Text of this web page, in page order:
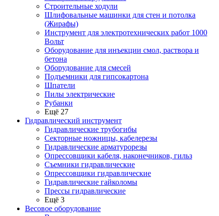
Строительные ходули
Шлифовальные машинки для стен и потолка
(Жирафы)
Инструмент для электротехнических работ 1000
Вольт
Оборудование для инъекции смол, раствора и
бетона
Оборудование для смесей
Подъемники для гипсокартона
Шпатели
Пилы электрические
Рубанки
Ещё 27
Гидравлический инструмент
Гидравлические трубогибы
Секторные ножницы, кабелерезы
Гидравлические арматурорезы
Опрессовщики кабеля, наконечников, гильз
Съемники гидравлические
Опрессовщики гидравлические
Гидравлические гайколомы
Прессы гидравлические
Ещё 3
Весовое оборудование